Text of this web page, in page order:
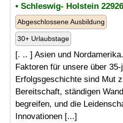
• Schleswig- Holstein 22926
Abgeschlossene Ausbildung
30+ Urlaubstage
[. .. ] Asien und
Faktoren für unsere über 35-
Erfolgsgeschichte sind Mut
Bereitschaft, ständigen
begreifen, und die
Innovationen [...]